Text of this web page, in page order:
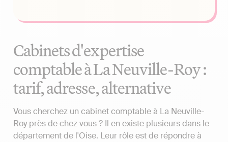
Cabinets d'expertise
comptable à La Neuville-Roy :
tarif, adresse, alternative
Vous cherchez un cabinet comptable à La Neuville-
Roy près de chez vous ? Il en existe plusieurs dans le
département de l'Oise. Leur rôle est de répondre à